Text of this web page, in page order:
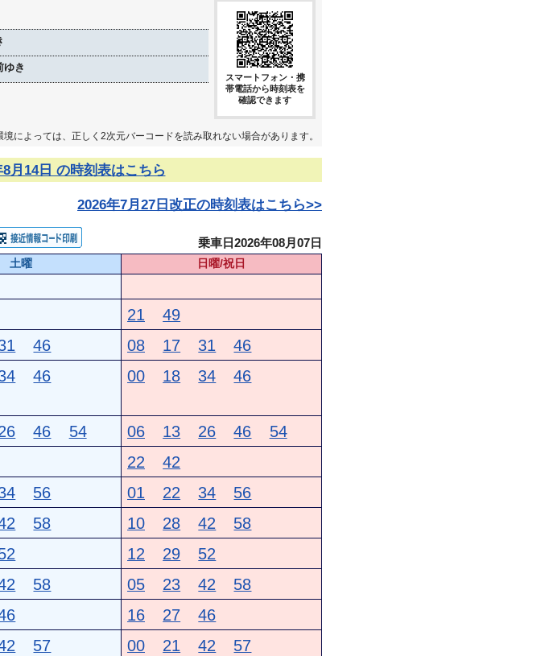
ゆき
スマートフォン・携
帯電話から時刻表を
確認できます
によっては、正しく2次元バーコードを読み取れない場合があります。
月14日 の時刻表はこちら
2026年7月27日改正の時刻表はこちら>>
乗車日2026年08月07日
土曜
日曜/祝日
21 49
46 08 17 31 46
46 00 18 34 46
46 54 06 13 26 46 54
22 42
56 01 22 34 56
58 10 28 42 58
12 29 52
58 05 23 42 58
16 27 46
57 00 21 42 57